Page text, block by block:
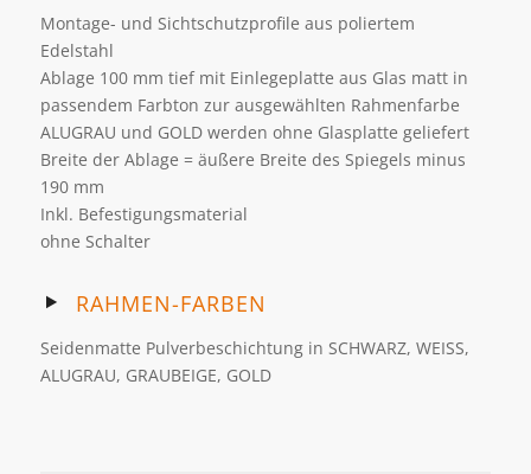
Montage- und Sichtschutzprofile aus poliertem
Edelstahl
Ablage 100 mm tief mit Einlegeplatte aus Glas matt in
passendem Farbton zur ausgewählten Rahmenfarbe
ALUGRAU und GOLD werden ohne Glasplatte geliefert
Breite der Ablage = äußere Breite des Spiegels minus
190 mm
Inkl. Befestigungsmaterial
ohne Schalter
RAHMEN-FARBEN
Seidenmatte Pulverbeschichtung in SCHWARZ, WEISS,
ALUGRAU, GRAUBEIGE, GOLD